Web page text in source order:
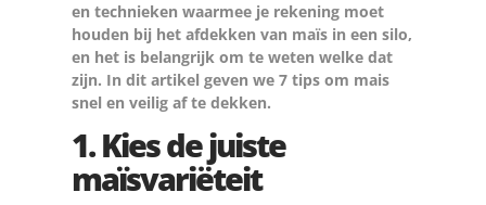
en technieken waarmee je rekening moet
houden bij het afdekken van maïs in een silo,
en het is belangrijk om te weten welke dat
zijn. In dit artikel geven we 7 tips om mais
snel en veilig af te dekken.
1. Kies de juiste
maïsvariëteit